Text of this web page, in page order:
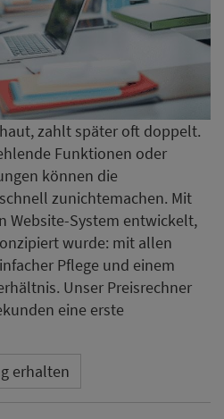
zahlt später oft doppelt.
Funktionen oder
können die
zunichtemachen. Mit
Website-System entwickelt,
wurde: mit allen
Pflege und einem
Unser Preisrechner
eine erste
erhalten